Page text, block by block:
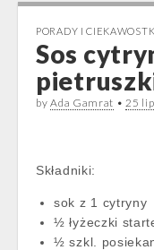
PORADY I
Sos
byAda Gamrat • 25
Składniki:
sok z 1 cytryny
½ łyżeczki
½ szkl.